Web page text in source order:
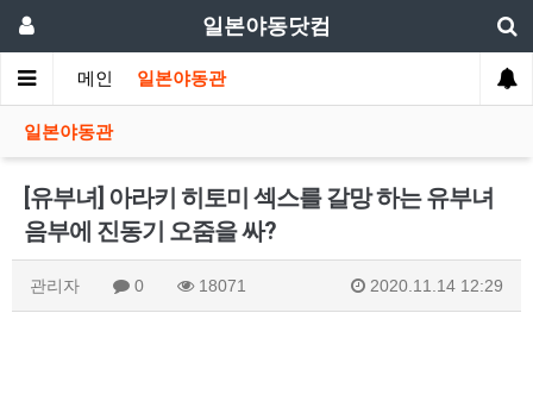
일본야동닷컴
메인 일본야동관
일본야동관
[유부녀] 아라키 히토미 섹스를 갈망 하는 유부녀
음부에 진동기 오줌을 싸?
관리자 0 18071 2020.11.14 12:29